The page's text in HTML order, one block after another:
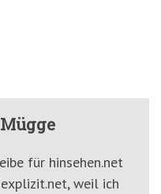
für hinsehen.net
weil ich